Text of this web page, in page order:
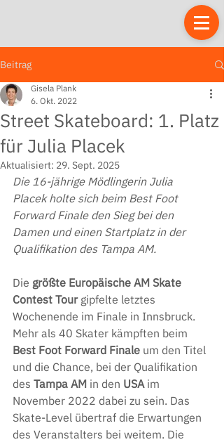
Beitrag
Street Skateboard: 1. Platz
für Julia Placek
Gisela Plank
6. Okt. 2022
Aktualisiert: 29. Sept. 2025
Die 16-jährige Mödlingerin Julia
Placek holte sich beim Best Foot
Forward Finale den Sieg bei den
Damen und einen Startplatz in der
Qualifikation des Tampa AM.
Die größte Europäische AM Skate
Contest Tour gipfelte letztes
Wochenende im Finale in Innsbruck.
Mehr als 40 Skater kämpften beim
Best Foot Forward Finale um den Titel
und die Chance, bei der Qualifikation
des Tampa AM in den USA im
November 2022 dabei zu sein. Das
Skate-Level übertraf die Erwartungen
des Veranstalters bei weitem. Die